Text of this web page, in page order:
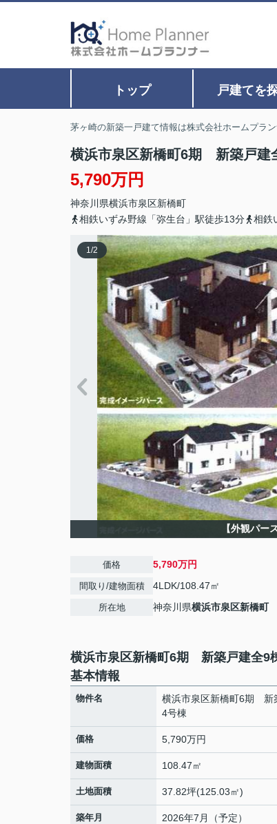
トップ 戸建てを
茅ヶ崎の新築一戸建て情報は株式会社ホームプラ
横浜市泉区新橋町6期 新築戸
5,790万円
神奈川県横浜市泉区新橋町
相鉄いずみ野線「弥生台」駅徒歩13分
相鉄
1/2
【外観パース
価格 5,790万円
間取り/建物面積 4LDK/108.47㎡
所在地 神奈川県横浜市泉区新橋町
横浜市泉区新橋町6期 新築戸建全
基本情報
物件名
横浜市泉区新橋町6期 新
4号棟
価格 5,790万円
建物面積 108.47㎡
土地面積 37.82坪(125.03㎡)
築年月 2026年7月（予定）